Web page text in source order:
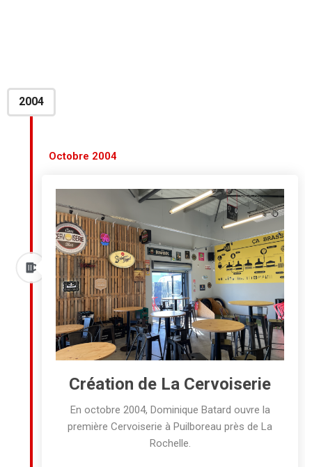
2004
Octobre 2004
Création de La Cervoiserie
En octobre 2004, Dominique Batard ouvre la
première Cervoiserie à Puilboreau près de La
Rochelle.